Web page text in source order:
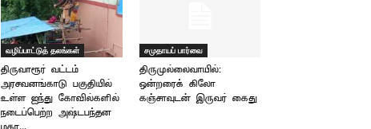
வழிப்பாட்டுத் தலங்கள்
திருவாரூர் வட்டம்
அரசவனங்காடு பகுதியில்
உள்ள ஐந்து கோவில்களில்
நடைப்பெற்ற அஷ்டபந்தன
சமுதாயப் பார்வை
திருமுல்லைவாயில்:
ஒன்றரைக் கிலோ
கஞ்சாவுடன் இருவர் கைது